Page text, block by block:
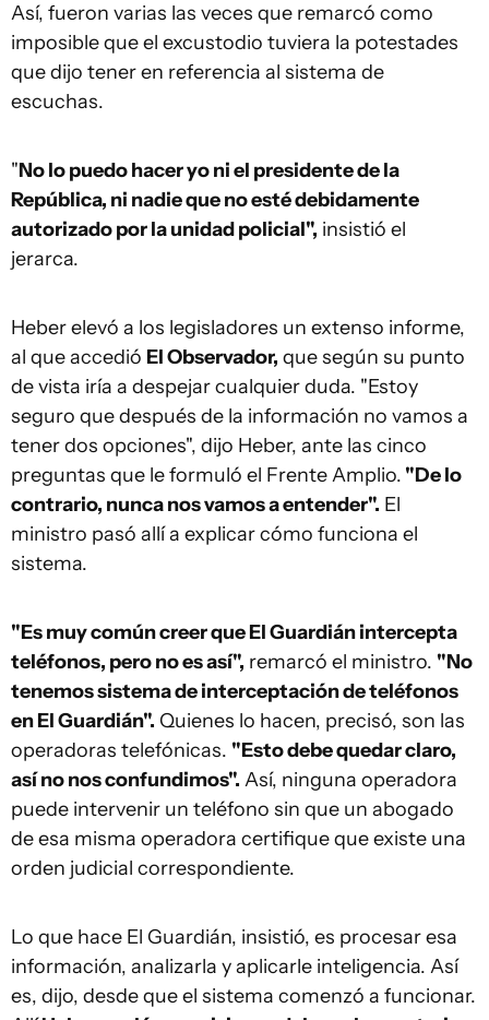
Así, fueron varias las veces que remarcó como
imposible que el excustodio tuviera la potestades
que dijo tener en referencia al sistema de
escuchas.
"No lo puedo hacer yo ni el presidente de la
República, ni nadie que no esté debidamente
autorizado por la unidad policial", insistió el
jerarca.
Heber elevó a los legisladores un extenso informe,
al que accedió El Observador, que según su punto
de vista iría a despejar cualquier duda. "Estoy
seguro que después de la información no vamos a
tener dos opciones", dijo Heber, ante las cinco
preguntas que le formuló el Frente Amplio. "De lo
contrario, nunca nos vamos a entender". El
ministro pasó allí a explicar cómo funciona el
sistema.
"Es muy común creer que El Guardián intercepta
teléfonos, pero no es así", remarcó el ministro. "No
tenemos sistema de interceptación de teléfonos
en El Guardián". Quienes lo hacen, precisó, son las
operadoras telefónicas. "Esto debe quedar claro,
así no nos confundimos". Así, ninguna operadora
puede intervenir un teléfono sin que un abogado
de esa misma operadora certifique que existe una
orden judicial correspondiente.
Lo que hace El Guardián, insistió, es procesar esa
información, analizarla y aplicarle inteligencia. Así
es, dijo, desde que el sistema comenzó a funcionar.